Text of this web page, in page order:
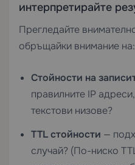
интерпретирайте
Прегледайте
обръщайки внимание на:
Стойности на
правилните IP
текстови низове?
TTL стойности —
случай? (По-ниско